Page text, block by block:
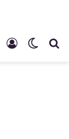
Connexion